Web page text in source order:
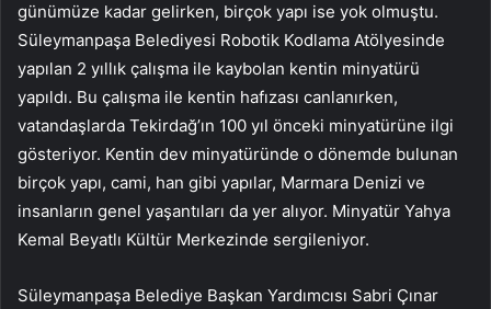
günümüze kadar gelirken, birçok yapı ise yok olmuştu.
Süleymanpaşa Belediyesi Robotik Kodlama Atölyesinde
yapılan 2 yıllık çalışma ile kaybolan kentin minyatürü
yapıldı. Bu çalışma ile kentin hafızası canlanırken,
vatandaşlarda Tekirdağ’ın 100 yıl önceki minyatürüne ilgi
gösteriyor. Kentin dev minyatüründe o dönemde bulunan
birçok yapı, cami, han gibi yapılar, Marmara Denizi ve
insanların genel yaşantıları da yer alıyor. Minyatür Yahya
Kemal Beyatlı Kültür Merkezinde sergileniyor.
Süleymanpaşa Belediye Başkan Yardımcısı Sabri Çınar